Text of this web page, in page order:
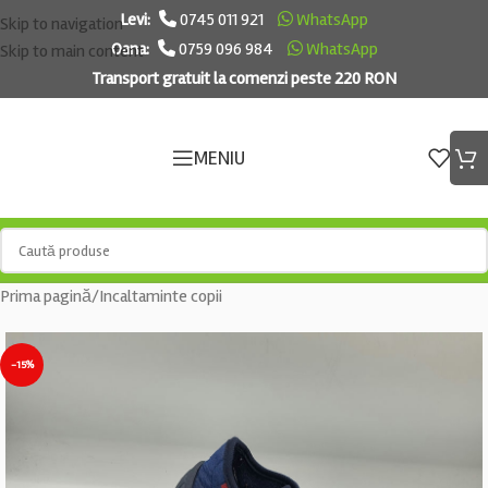
Skip to navigation
Skip to main content
Levi: 0745 011 921
WhatsApp
Oana:
0759 096 984
WhatsApp
Transport gratuit la comenzi peste 220 RON
MENIU
Prima pagină/Incaltaminte copii
-15%